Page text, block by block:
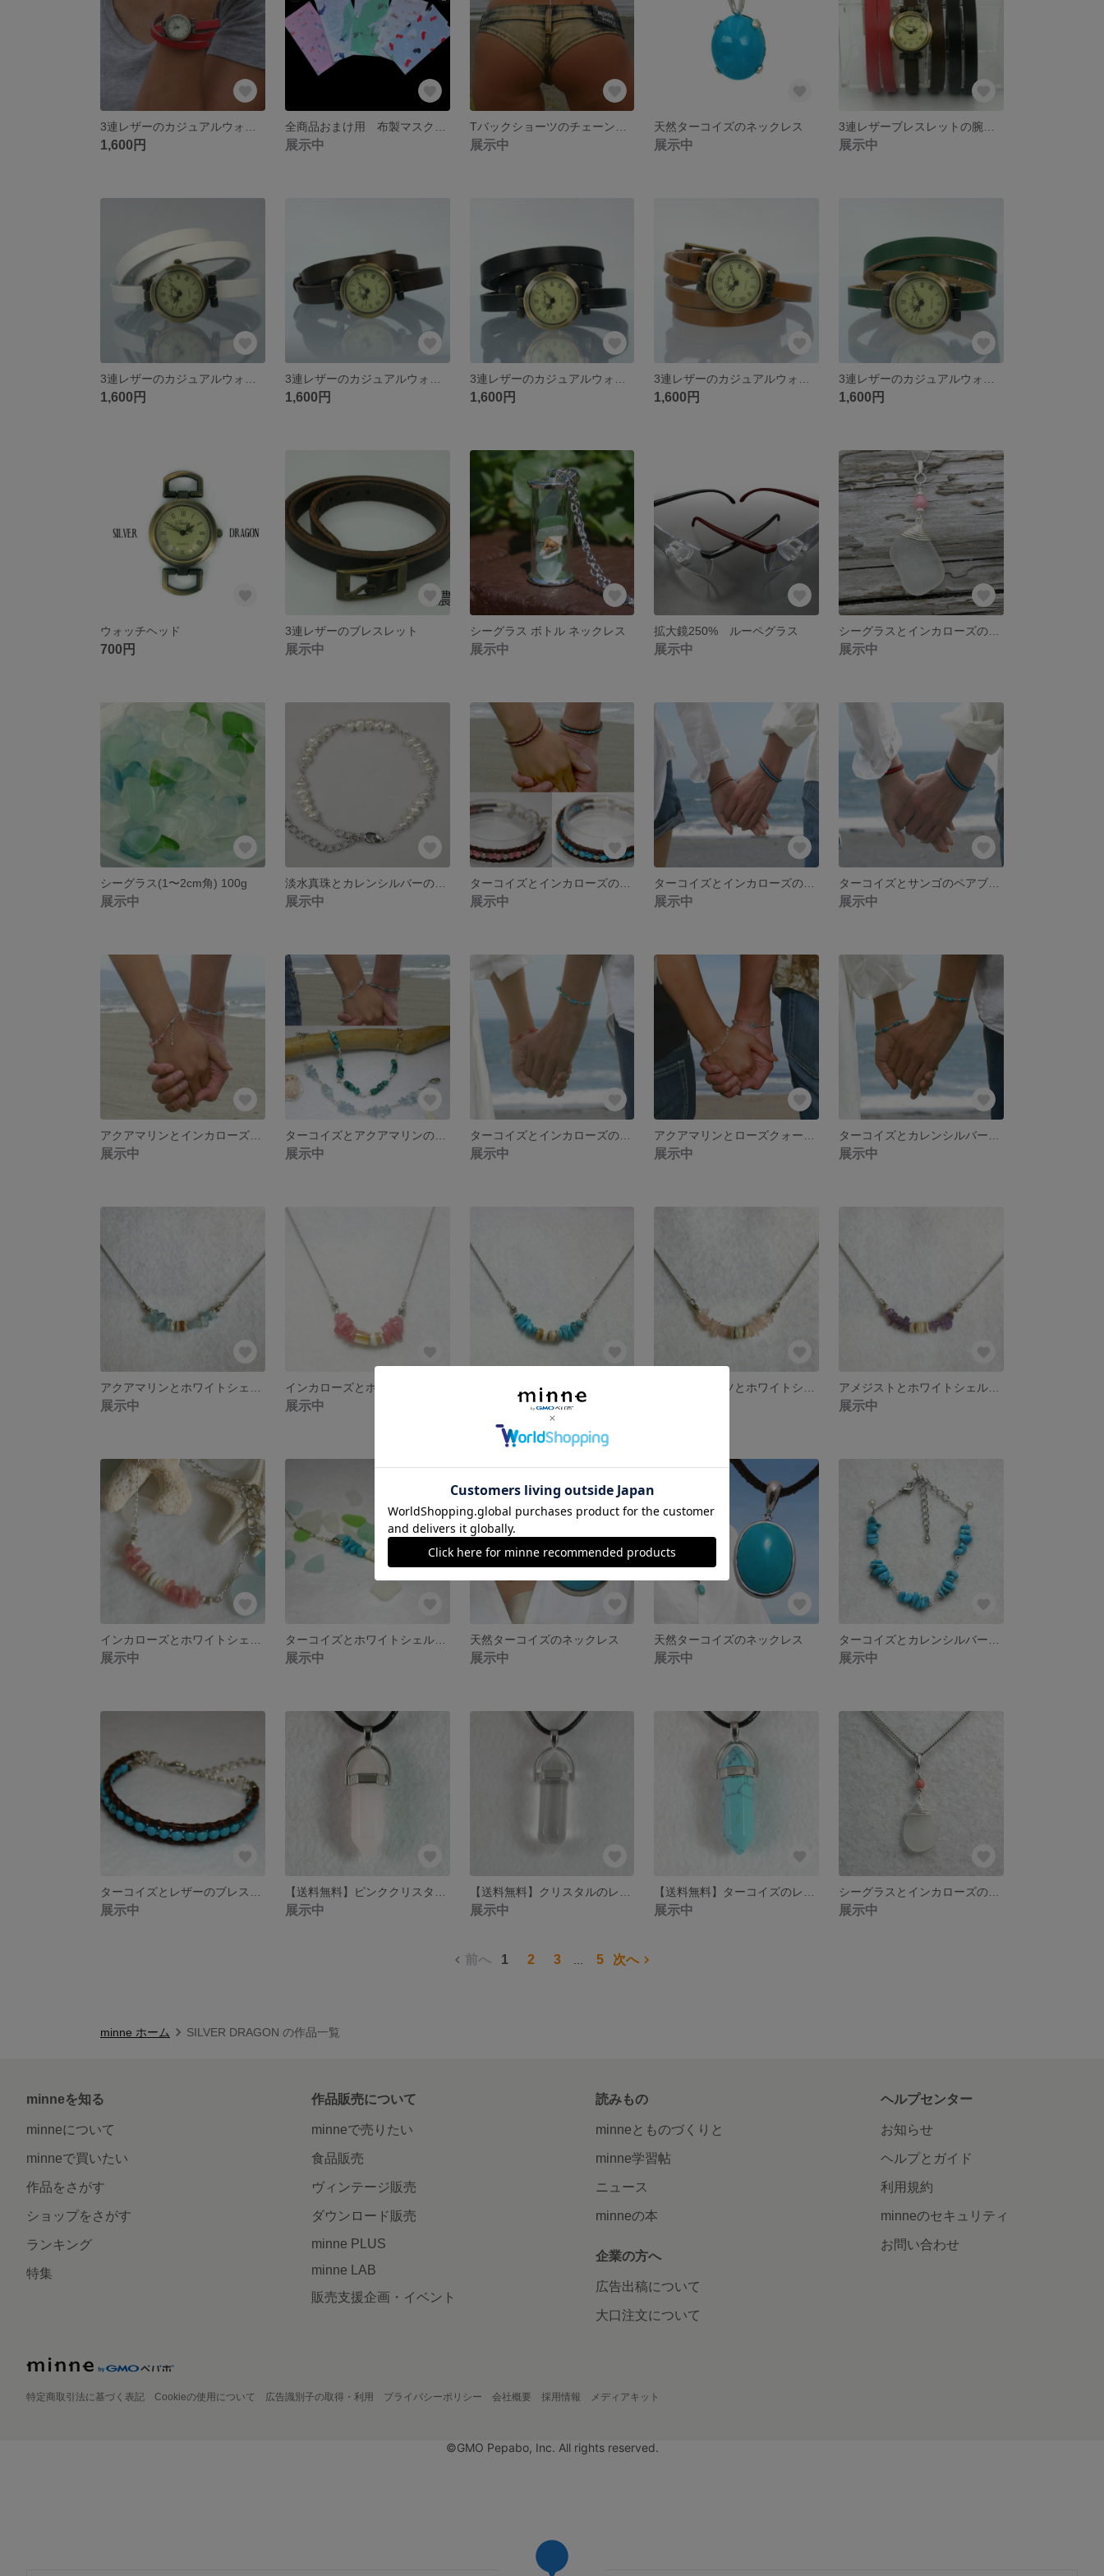
1,600円 展示中 展示中
天然ターコイズのネックレス
展示中 展示中
1,600円 1,600円 1,600円 1,600円 1,600円
ウォッチヘッド
700円
3連レザーのブレスレット
展示中
シーグラス ボトル ネックレス
展示中
拡大鏡250% ルーペグラス
展示中 展示中
シーグラス(1〜2cm角) 100g
展示中
淡水真珠とカレンシルバーのブレスレット
展示中
ターコイズとインカローズのペアブレスレット
展示中 展示中 展示中
展示中
ターコイズとアクアマリンのペアブレスレット
展示中
ターコイズとインカローズのペアブレスレット
展示中 展示中 展示中
展示中 展示中 展示中
展示中
ターコイズとホワイトシェルのブレスレット
展示中
天然ターコイズのネックレス
展示中
天然ターコイズのネックレス
展示中 展示中
展示中 展示中 展示中 展示中 展示中
前へ 1 2 3 5 次へ
minne ホーム SILVER DRAGON の作品一覧
minneを知る
minneについて
minneで買いたい
作品をさがす
ショップをさがす
ランキング
特集
作品販売について
minneで売りたい
食品販売
ヴィンテージ販売
ダウンロード販売
minne PLUS
minne LAB
販売支援企画・イベント
読みもの
minneとものづくりと
minne学習帖
ニュース
minneの本
企業の方へ
広告出稿について
大口注文について
ヘルプセンター
お知らせ
ヘルプとガイド
利用規約
minneのセキュリティ
お問い合わせ
特定商取引法に基づく表記 Cookieの使用について 広告識別子の取得・利用 プライバシーポリシー 会社概要 採用情報 メディアキット
©GMO Pepabo, Inc. All rights reserved.